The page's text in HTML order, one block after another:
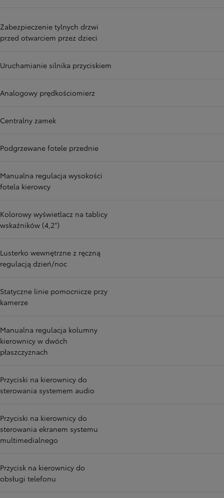
Zabezpieczenie tylnych drzwi
przed otwarciem przez dzieci
Uruchamianie silnika przyciskiem
Analogowy prędkościomierz
Centralny zamek
Podgrzewane fotele przednie
Manualna regulacja wysokości
fotela kierowcy
Kolorowy wyświetlacz na tablicy
wskaźników (4,2")
Lusterko wewnętrzne z ręczną
regulacją dzień/noc
Statyczne linie pomocnicze przy
kamerze
Manualna regulacja kolumny
kierownicy w dwóch
płaszczyznach
Przyciski na kierownicy do
sterowania systemem audio
Przyciski na kierownicy do
sterowania ekranem systemu
multimedialnego
Przycisk na kierownicy do
obsługi telefonu